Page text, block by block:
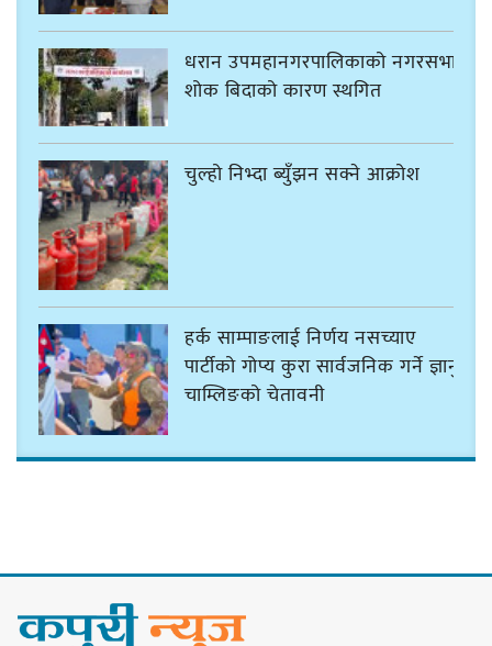
धरान उपमहानगरपालिकाको नगरसभा
शोक बिदाको कारण स्थगित
चुल्हो निभ्दा ब्युँझन सक्ने आक्रोश
हर्क साम्पाङलाई निर्णय नसच्याए
पार्टीको गोप्य कुरा सार्वजनिक गर्ने ज्ञानु
चाम्लिङको चेतावनी